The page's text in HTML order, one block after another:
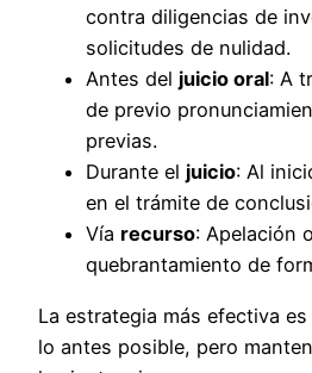
contra diligencias de
solicitudes de nulidad.
Antes del juicio oral: A
de previo
previas.
Durante el juicio: Al
en el trámite de
Vía recurso: Apelación
quebrantamiento de
La estrategia más efectiva
lo antes posible, pero